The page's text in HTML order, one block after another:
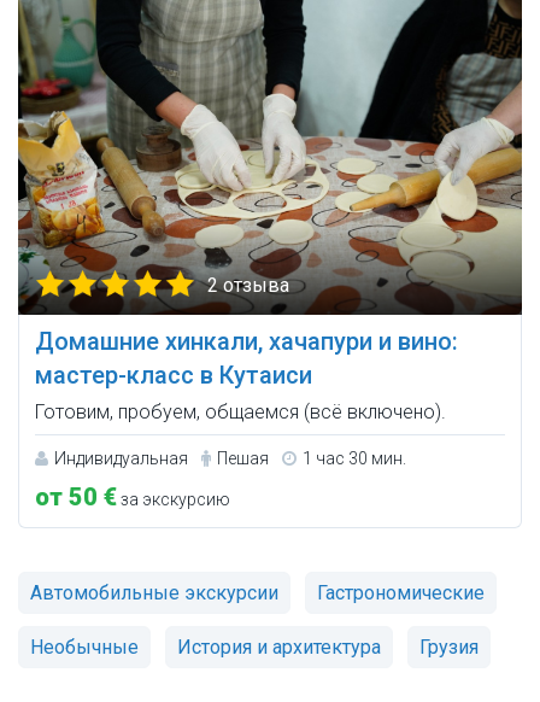
2 отзыва
Домашние хинкали, хачапури и вино:
мастер-класс в Кутаиси
Готовим, пробуем, общаемся (всё включено).
Индивидуальная Пешая 1 час 30 мин.
от 50 €за экскурсию
Автомобильные экскурсии Гастрономические
Необычные История и архитектура Грузия